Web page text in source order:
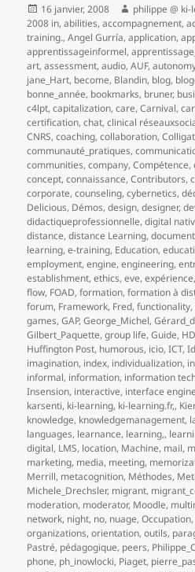
Publié
le
16 janvier, 2008 Auteur
philippe @
2008 in,abilities,accompagnement,
training.,Angel Gurría,application,
apprentissageinformel,
art,assessment,audio,AUF,
jane_Hart, become, Blandin, blog,
bonne_année, bookmarks, bruner,
c4lpt,capitalization,care,Carnival,
certification,chat,clinical
CNRS,coaching,collaboration,
communauté_pratiques,
communities,company,Compétence,
concept,connaissance,Contributors,
corporate,counseling,cybernetics,
Delicious, Démos,design,designer,
didactiqueprofessionnelle,digital
distance,distance Learning,
learning,e-training, Education,
employment,engine,engineering,
establishment,ethics,eve,expérience,
flow, FOAD,formation,formation à
forum, Framework, Fred,functionality,
games,GAP,George_Michel,
Gilbert_Paquette,group life,Guide, HD
Huffington Post, humorous, icio,ICT,
imagination, index, individualization,
informal, information, information
Insension, interactive, interface
karsenti, ki-learning, ki-learning.fr,,
knowledge, knowledgemanagement,
languages, learnance, learning,,
digital, LMS, location, Machine, mail,
marketing, media, meeting,
Merrill, metacognition, Méthodes,
Michele_Drechsler, migrant,
moderation, moderator, Moodle,
network, night, no, nuage,Occupation
organizations,orientation,outils,
Pastré, pédagogique, peers,
phone, ph_inowlocki, Piaget,